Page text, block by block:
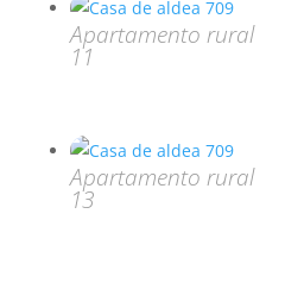
Apartamento rural
11
Apartamento rural
13